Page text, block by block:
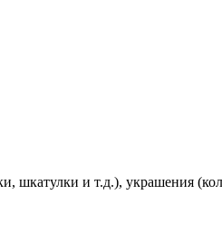
шкатулки и т.д.), украшения